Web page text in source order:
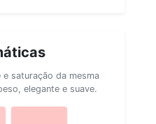
saturação da mesma
elegante e suave.